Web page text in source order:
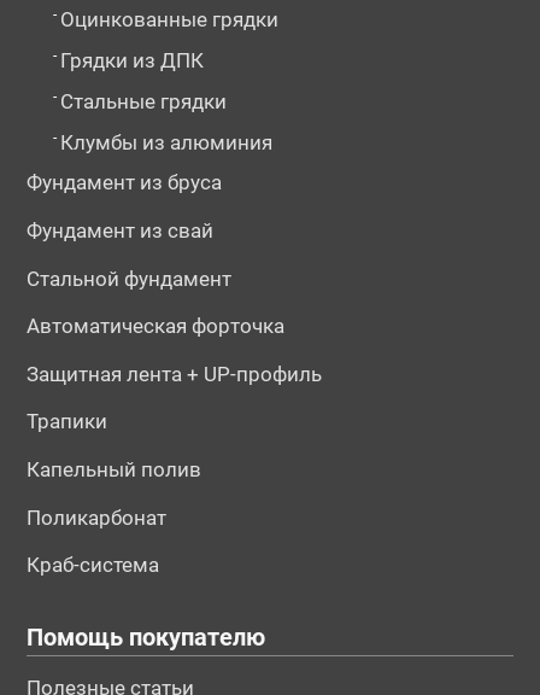
- Оцинкованные грядки
- Грядки из ДПК
- Стальные грядки
- Клумбы из алюминия
Фундамент из бруса
Фундамент из свай
Стальной фундамент
Автоматическая форточка
Защитная лента + UP-профиль
Трапики
Капельный полив
Поликарбонат
Краб-система
Помощь покупателю
Полезные статьи